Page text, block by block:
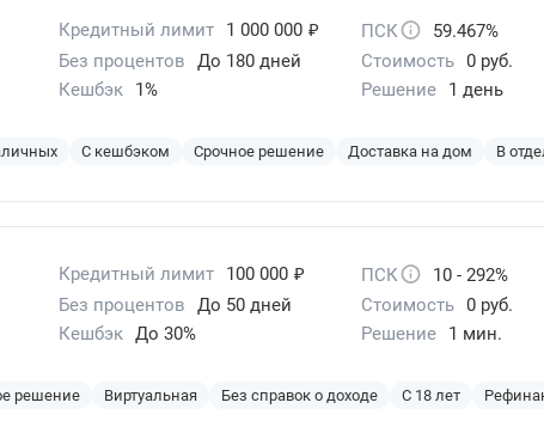
Кредитный лимит 1 000 000 ₽ ПСК
59.467%
Без процентов
До 180 дней Стоимость 0 руб.
Кешбэк
1% Решение 1 день
С кешбэком Срочное решение Доставка на дом В
Кредитный лимит 100 000 ₽ ПСК
10 - 292%
Без процентов
До 50 дней Стоимость 0 руб.
Кешбэк До 30% Решение 1 мин.
решение Виртуальная Без справок о доходе С 18 лет